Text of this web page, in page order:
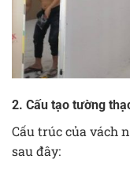
2. Cấu tạo tường
Cấu trúc của vách
sau đây: